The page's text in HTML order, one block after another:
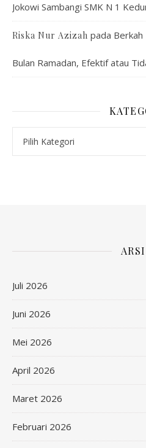
Jokowi Sambangi SMK N 1
Riska Nur Azizah pada Berkah
Bulan Ramadan, Efektif atau
Juli 2026
Juni 2026
Mei 2026
April 2026
Maret 2026
Februari 2026